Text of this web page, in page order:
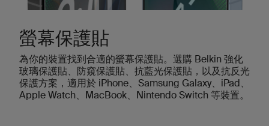
螢幕保護貼
為你的裝置找到合適的螢幕保護貼。選購 Belkin 強化
玻璃保護貼、防窺保護貼、抗藍光保護貼，以及抗反光
保護方案，適用於 iPhone、Samsung Galaxy、iPad、
Apple Watch、MacBook、Nintendo Switch 等裝置。